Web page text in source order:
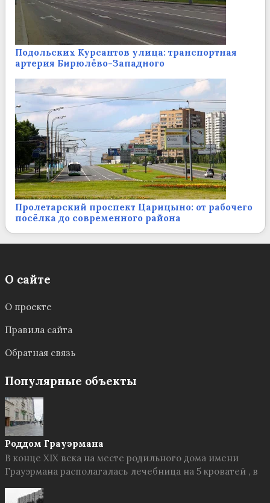
Подольских Курсантов улица: транспортная
артерия Бирюлёво-Западного
Пролетарский проспект Царицыно: от рабочего
посёлка до современного района
О сайте
О проекте
Правила сайта
Обратная связь
Популярные объекты
Роддом Грауэрмана
В конце XIX века на месте родильного дома имени
Грауэрмана располагалась лечебница на 5 кроватей , в